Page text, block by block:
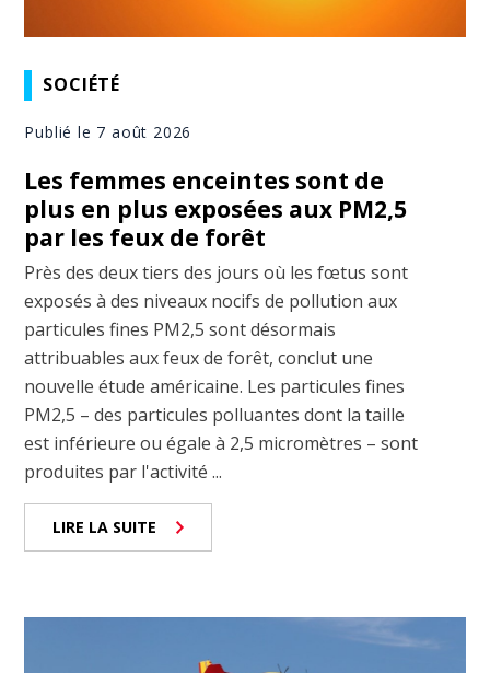
SOCIÉTÉ
Publié le 7 août 2026
Les femmes enceintes sont de
plus en plus exposées aux PM2,5
par les feux de forêt
Près des deux tiers des jours où les fœtus sont
exposés à des niveaux nocifs de pollution aux
particules fines PM2,5 sont désormais
attribuables aux feux de forêt, conclut une
nouvelle étude américaine. Les particules fines
PM2,5 – des particules polluantes dont la taille
est inférieure ou égale à 2,5 micromètres – sont
produites par l'activité ...
LIRE LA SUITE